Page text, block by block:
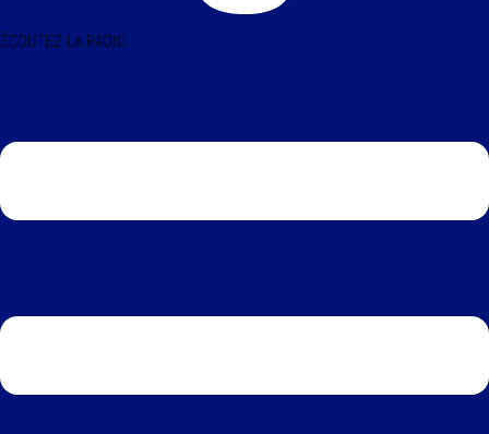
ÉCOUTEZ LA RADIO